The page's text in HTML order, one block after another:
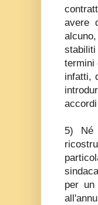
avere
termini
infatti,
5) Né
per un